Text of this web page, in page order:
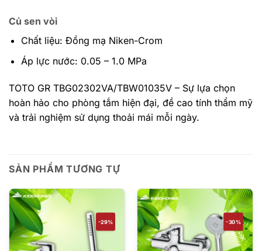
Củ sen vòi
Chất liệu: Đồng mạ Niken-Crom
Áp lực nước: 0.05 – 1.0 MPa
TOTO GR TBG02302VA/TBW01035V – Sự lựa chọn
hoàn hảo cho phòng tắm hiện đại, đề cao tính thẩm mỹ
và trải nghiệm sử dụng thoải mái mỗi ngày.
SẢN PHẨM TƯƠNG TỰ
-29% -30%